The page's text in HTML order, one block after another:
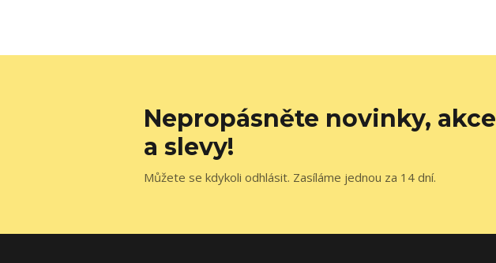
Nepropásněte novinky, akce
a slevy!
Můžete se kdykoli odhlásit. Zasíláme jednou za 14 dní.